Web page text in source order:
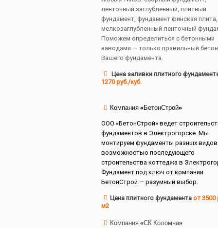
ленточный заглубленный, плитный
фундамент, фундамент финская плита,
мелкозаглубленный ленточный
Поможем определиться с бетонными
заводами — только правильный
Вашего фундамента.
Цена заливки плитного
1270 руб./куб.
Компания «БетонСтрой»
ООО «БетонСтрой» ведет
фундаментов в Электрогорске. Мы
монтируем фундаменты разных видов
возможностью последующего
строительства коттеджа в
Фундамент под ключ от компании
БетонСтрой — разумный выбор.
Цена плитного фундамента от 3500
м2
Компания «СК Коломна»